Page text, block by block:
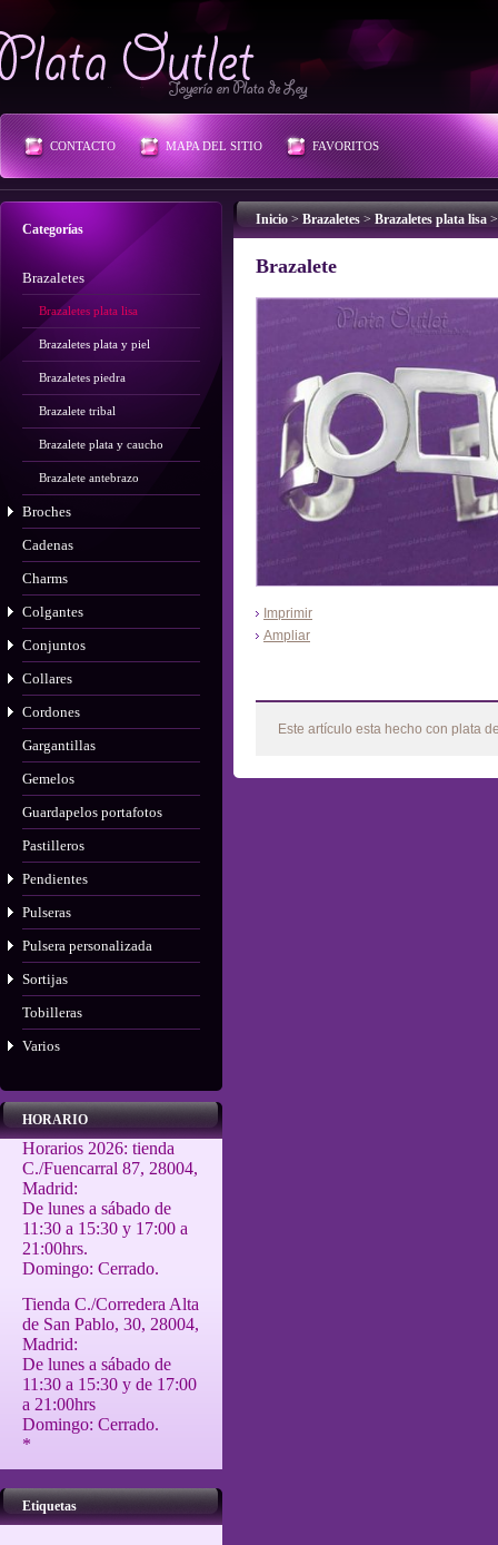
CONTACTO MAPA DEL SITIO FAVORITOS
Categorías
Brazaletes
Brazaletes plata lisa
Brazaletes plata y piel
Brazaletes piedra
Brazalete tribal
Brazalete plata y caucho
Brazalete antebrazo
Broches
Cadenas
Charms
Colgantes
Conjuntos
Collares
Cordones
Gargantillas
Gemelos
Guardapelos portafotos
Pastilleros
Pendientes
Pulseras
Pulsera personalizada
Sortijas
Tobilleras
Varios
HORARIO
Horarios 2026: tienda
C./Fuencarral 87, 28004,
Madrid:
De lunes a sábado de
11:30 a 15:30 y 17:00 a
21:00hrs.
Domingo: Cerrado.
Tienda C./Corredera Alta
de San Pablo, 30, 28004,
Madrid:
De lunes a sábado de
11:30 a 15:30 y de 17:00
a 21:00hrs
Domingo: Cerrado.
*
Etiquetas
Inicio > Brazaletes > Brazaletes plata lisa >
Brazalete
Imprimir
Ampliar
Este artículo esta hecho con plata